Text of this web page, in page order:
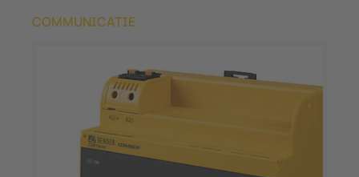
COMMUNICATIE